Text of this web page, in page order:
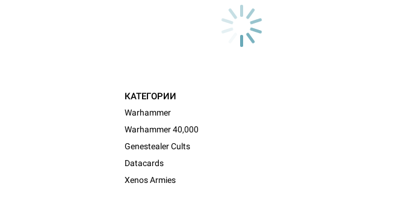
КАТЕГОРИИ
Warhammer
Warhammer 40,000
Genestealer Cults
Datacards
Xenos Armies